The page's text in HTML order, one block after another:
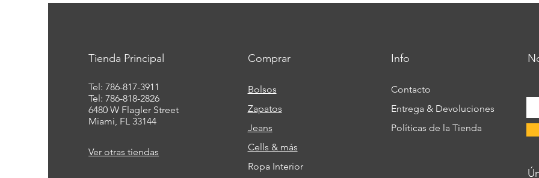
Tienda Principal
Tel: 786-817-3911
Tel: 786-818-2826
6480 W Flagler Street
Miami, FL 33144
Ver otras tiendas
Comprar
Bolsos
Zapatos
Jeans
Cells & más
Ropa Interior
Info
Contacto
Entrega & Devoluciones
Políticas de la Tienda